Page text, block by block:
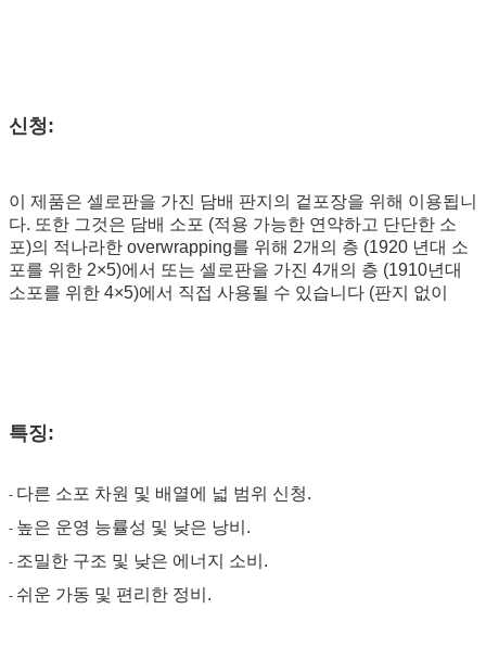
신청:
이 제품은 셀로판을 가진 담배 판지의 겉포장을 위해 이용됩니
다. 또한 그것은 담배 소포 (적용 가능한 연약하고 단단한 소
포)의 적나라한 overwrapping를 위해 2개의 층 (1920 년대 소
포를 위한 2×5)에서 또는 셀로판을 가진 4개의 층 (1910년대
소포를 위한 4×5)에서 직접 사용될 수 있습니다 (판지 없이
특징:
- 다른 소포 차원 및 배열에 넓 범위 신청.
- 높은 운영 능률성 및 낮은 낭비.
- 조밀한 구조 및 낮은 에너지 소비.
- 쉬운 가동 및 편리한 정비.